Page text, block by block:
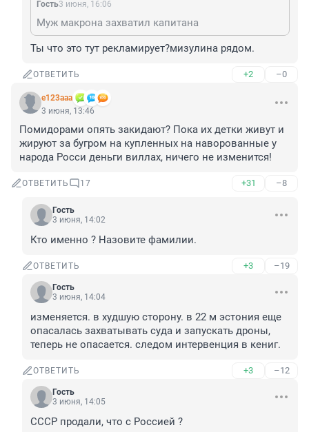
Гость3 июня, 16:06
Муж макрона захватил капитана
Ты что это тут рекламирует?мизулина рядом.
ОТВЕТИТЬ +2 –0
e123aaa
3 июня, 13:46
Помидорами опять закидают? Пока их детки живут и
жируют за бугром на купленных на наворованные у
народа Росси деньги виллах, ничего не изменится!
ОТВЕТИТЬ 17 +31 –8
Гость
3 июня, 14:02
Кто именно ? Назовите фамилии.
ОТВЕТИТЬ +3 –19
Гость
3 июня, 14:04
изменяется. в худшую сторону. в 22 м эстония еще
опасалась захватывать суда и запускать дроны,
теперь не опасается. следом интервенция в кениг.
ОТВЕТИТЬ +3 –12
Гость
3 июня, 14:05
СССР продали, что с Россией ?